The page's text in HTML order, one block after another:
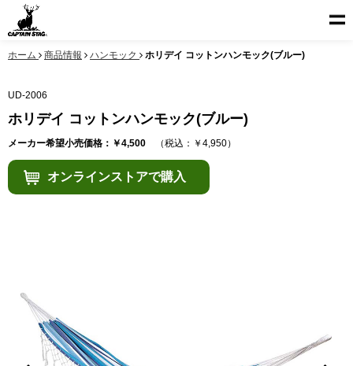
ホーム 商品情報 ハンモック ホリデイ コットンハンモック(ブルー)
UD-2006
ホリデイ コットンハンモック(ブルー)
メーカー希望小売価格：￥4,500 （税込：￥4,950）
オンラインストアで購入